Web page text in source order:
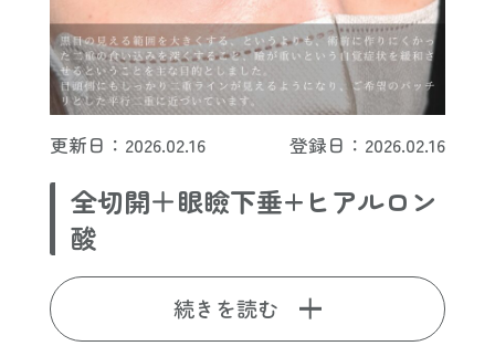
更新日：2026.02.16 登録日：2026.02.16
全切開＋眼瞼下垂+ヒアルロン
酸
続きを読む